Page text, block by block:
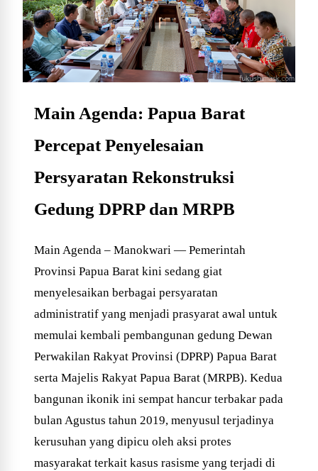
Main Agenda: Papua Barat
Percepat Penyelesaian
Persyaratan Rekonstruksi
Gedung DPRP dan MRPB
Main Agenda – Manokwari — Pemerintah
Provinsi Papua Barat kini sedang giat
menyelesaikan berbagai persyaratan
administratif yang menjadi prasyarat awal untuk
memulai kembali pembangunan gedung Dewan
Perwakilan Rakyat Provinsi (DPRP) Papua Barat
serta Majelis Rakyat Papua Barat (MRPB). Kedua
bangunan ikonik ini sempat hancur terbakar pada
bulan Agustus tahun 2019, menyusul terjadinya
kerusuhan yang dipicu oleh aksi protes
masyarakat terkait kasus rasisme yang terjadi di